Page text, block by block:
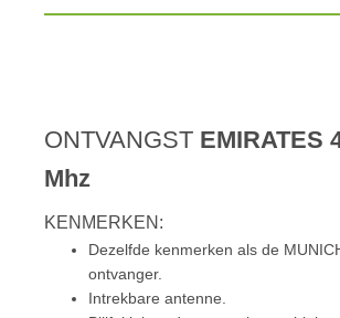
ONTVANGST EMIRATES
Mhz
KENMERKEN:
Dezelfde kenmerken als de
ontvanger.
Intrekbare antenne.